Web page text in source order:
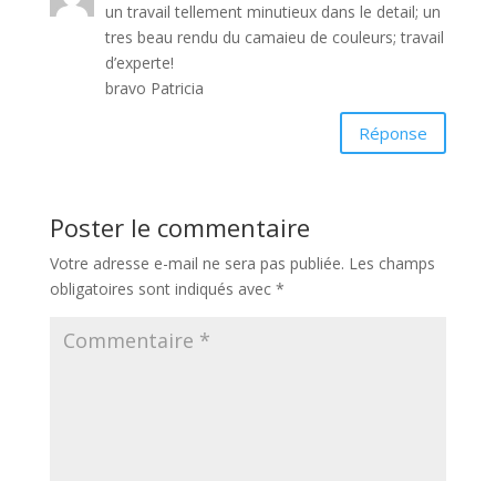
un travail tellement minutieux dans le detail; un
tres beau rendu du camaieu de couleurs; travail
d’experte!
bravo Patricia
Réponse
Poster le commentaire
Votre adresse e-mail ne sera pas publiée. Les champs
obligatoires sont indiqués avec *